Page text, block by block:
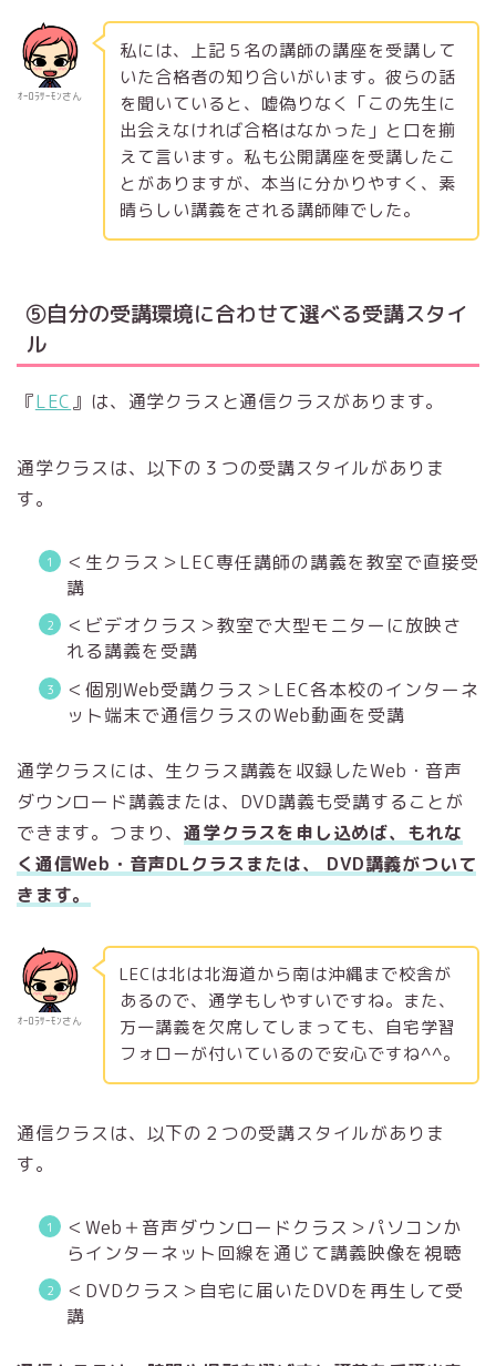
ｵｰﾛﾗｻｰﾓﾝさん
私には、上記５名の講師の講座を受講して
いた合格者の知り合いがいます。彼らの話
を聞いていると、嘘偽りなく「この先生に
出会えなければ合格はなかった」と口を揃
えて言います。私も公開講座を受講したこ
とがありますが、本当に分かりやすく、素
晴らしい講義をされる講師陣でした。
⑤自分の受講環境に合わせて選べる受講スタイ
ル
『LEC』は、通学クラスと通信クラスがあります。
通学クラスは、以下の３つの受講スタイルがありま
す。
＜生クラス＞LEC専任講師の講義を教室で直接受
講
＜ビデオクラス＞教室で大型モニターに放映さ
れる講義を受講
＜個別Web受講クラス＞LEC各本校のインターネ
ット端末で通信クラスのWeb動画を受講
通学クラスには、生クラス講義を収録したWeb・音声
ダウンロード講義または、DVD講義も受講することが
できます。つまり、通学クラスを申し込めば、もれな
く通信Web・音声DLクラスまたは、 DVD講義がついて
きます。
ｵｰﾛﾗｻｰﾓﾝさん
LECは北は北海道から南は沖縄まで校舎が
あるので、通学もしやすいですね。また、
万一講義を欠席してしまっても、自宅学習
フォローが付いているので安心ですね^^。
通信クラスは、以下の２つの受講スタイルがありま
す。
＜Web＋音声ダウンロードクラス＞パソコンか
らインターネット回線を通じて講義映像を視聴
＜DVDクラス＞自宅に届いたDVDを再生して受
講